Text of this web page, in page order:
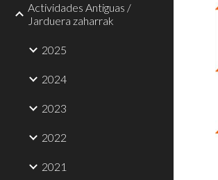
Actividades Antiguas /
Jarduera zaharrak
2025
2024
2023
2022
2021